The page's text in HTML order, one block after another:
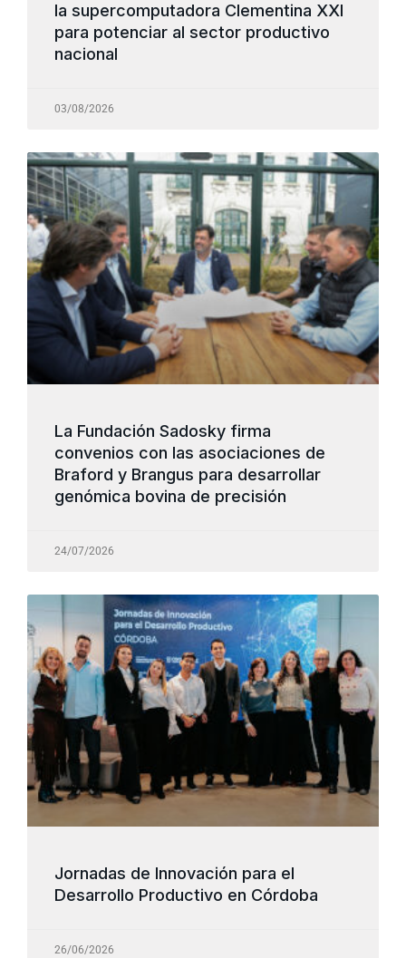
la supercomputadora Clementina XXI
para potenciar al sector productivo
nacional
03/08/2026
La Fundación Sadosky firma
convenios con las asociaciones de
Braford y Brangus para desarrollar
genómica bovina de precisión
24/07/2026
Jornadas de Innovación para el
Desarrollo Productivo en Córdoba
26/06/2026